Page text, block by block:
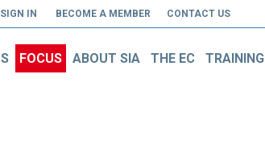
SIGN IN BECOME A MEMBER CONTACT US
FOCUS ABOUT SIA THE EC TRAINING